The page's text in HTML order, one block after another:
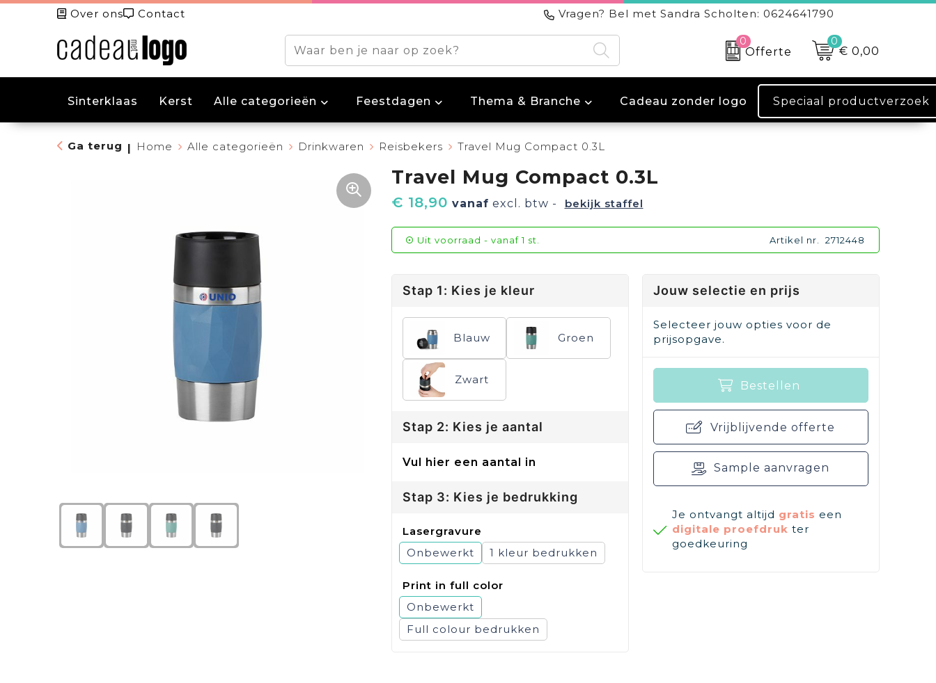
Over ons Contact Vragen? Bel met Sandra Scholten: 0624641790
0
Offerte
0
€ 0,00
Sinterklaas Kerst Alle categorieën Feestdagen Thema & Branche Cadeau zonder logo Speciaal productverzoek
Ga terug | Home Alle categorieën Drinkwaren Reisbekers Travel Mug Compact 0.3L
Travel Mug Compact 0.3L
€ 18,90 vanaf excl. btw - bekijk staffel
Uit voorraad - vanaf1 st. Artikel nr. 2712448
Stap 1: Kies je kleur
Blauw Groen
Zwart
Stap 2: Kies je aantal
Vul hier een aantal in
Stap 3: Kies je bedrukking
Lasergravure
Onbewerkt
1
Print in full color
Onbewerkt
Full colour
Jouw selectie en prijs
Selecteer jouw opties voor de
prijsopgave.
Bestellen
Vrijblijvende offerte
Sample aanvragen
Je ontvangt altijd gratis een
digitale proefdruk ter
goedkeuring